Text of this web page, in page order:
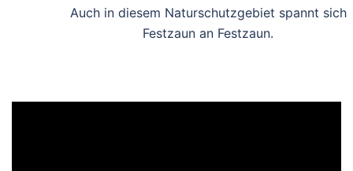
Auch in diesem Naturschutzgebiet spannt sich
Festzaun an Festzaun.